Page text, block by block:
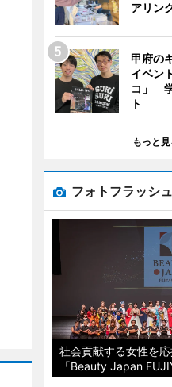
アリン
甲府の
イベン
コ」
ト
もっと見
フォトフラッシュ
社会貢献する女性を
「Beauty Japan